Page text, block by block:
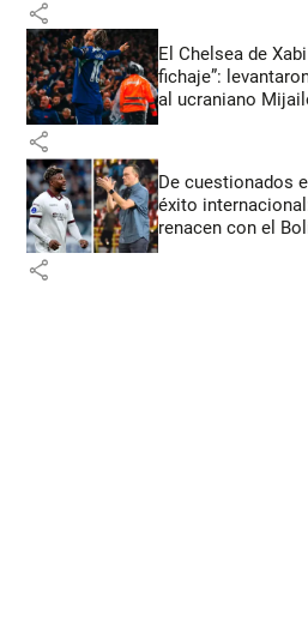
share
El Chelsea de
fichaje”:
al ucraniano
share
De cuestionados
éxito
renacen con el
share